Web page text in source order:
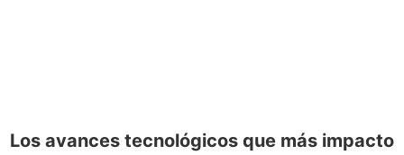
Los avances tecnológicos que más impacto